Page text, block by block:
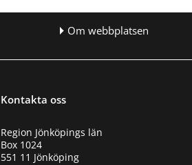
Om webbplatsen
Kontakta oss
Region Jönköpings län
Box 1024
551 11 Jönköping